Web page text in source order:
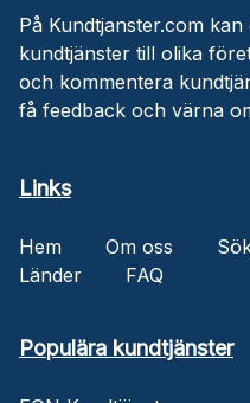
På Kundtjanster.com
kundtjänster till olika
och kommentera
få feedback och värna
Links
Hem Om oss
Länder
FAQ
Populära kundtjänster